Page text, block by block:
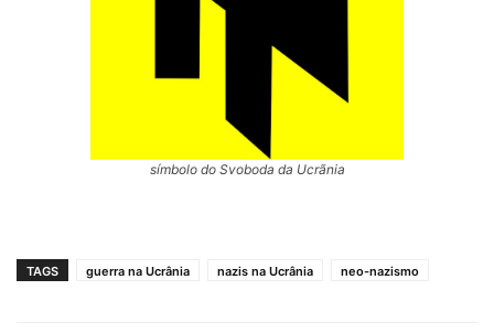
símbolo do Svoboda da Ucrãnia
TAGS guerra na Ucrânia nazis na Ucrânia neo-nazismo